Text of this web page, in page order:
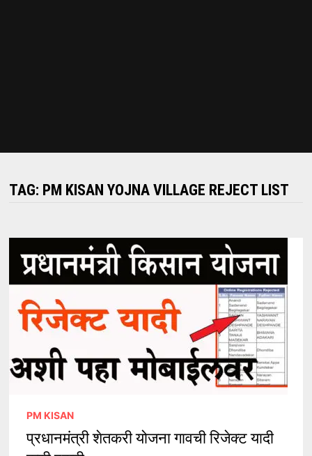
TAG: PM KISAN YOJNA VILLAGE REJECT LIST
PM KISAN
प्रधानमंत्री शेतकरी योजना गावची रिजेक्ट यादी